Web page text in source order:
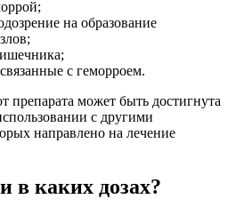
на образование
с геморроем.
препарата может быть достигнута
с другими
направлено на лечение
в каких дозах?